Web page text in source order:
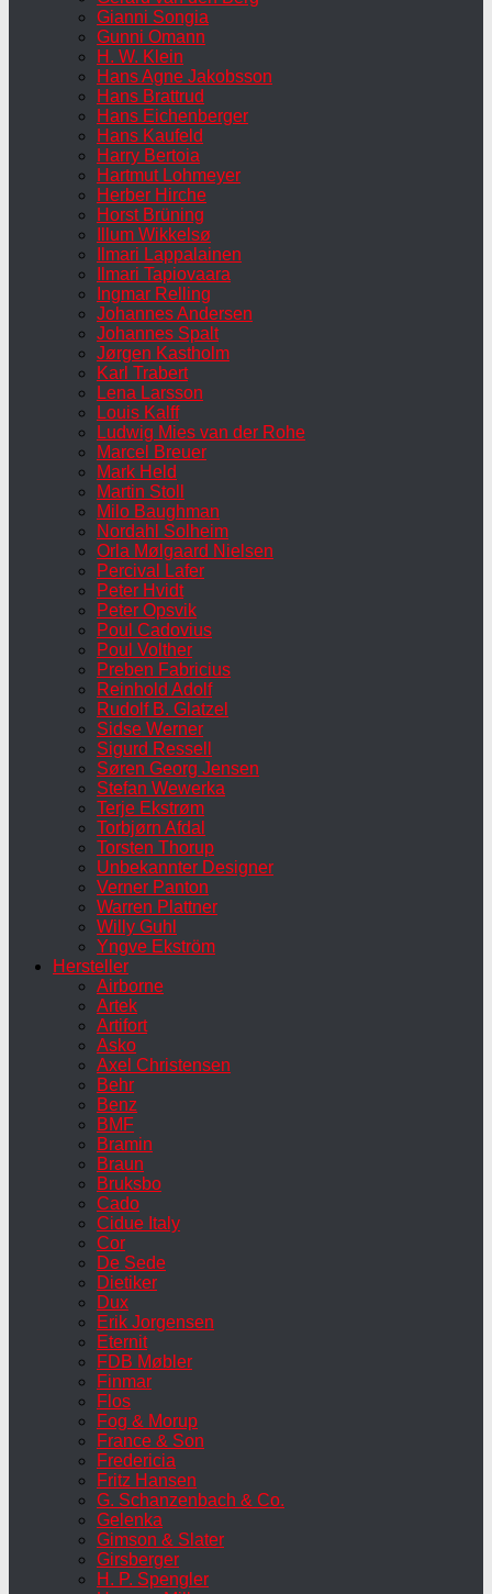
Gianni Songia
Gunni Omann
H. W. Klein
Hans Agne Jakobsson
Hans Brattrud
Hans Eichenberger
Hans Kaufeld
Harry Bertoia
Hartmut Lohmeyer
Herber Hirche
Horst Brüning
Illum Wikkelsø
Ilmari Lappalainen
Ilmari Tapiovaara
Ingmar Relling
Johannes Andersen
Johannes Spalt
Jørgen Kastholm
Karl Trabert
Lena Larsson
Louis Kalff
Ludwig Mies van der Rohe
Marcel Breuer
Mark Held
Martin Stoll
Milo Baughman
Nordahl Solheim
Orla Mølgaard Nielsen
Percival Lafer
Peter Hvidt
Peter Opsvik
Poul Cadovius
Poul Volther
Preben Fabricius
Reinhold Adolf
Rudolf B. Glatzel
Sidse Werner
Sigurd Ressell
Søren Georg Jensen
Stefan Wewerka
Terje Ekstrøm
Torbjørn Afdal
Torsten Thorup
Unbekannter Designer
Verner Panton
Warren Plattner
Willy Guhl
Yngve Ekström
Hersteller
Airborne
Artek
Artifort
Asko
Axel Christensen
Behr
Benz
BMF
Bramin
Braun
Bruksbo
Cado
Cidue Italy
Cor
De Sede
Dietiker
Dux
Erik Jorgensen
Eternit
FDB Møbler
Finmar
Flos
Fog & Morup
France & Son
Fredericia
Fritz Hansen
G. Schanzenbach & Co.
Gelenka
Gimson & Slater
Girsberger
H. P. Spengler